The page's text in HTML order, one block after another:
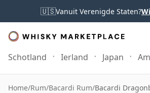
🇺🇸Vanuit Verenigde Staten?
Schotland Ierland Japan
Home/Rum/Bacardi Rum/Bacardi